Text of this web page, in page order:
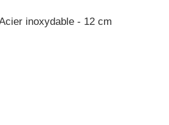
inoxydable - 12 cm